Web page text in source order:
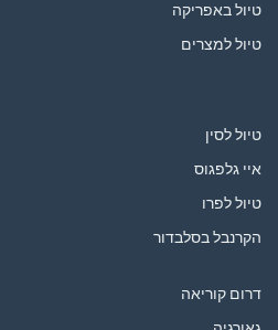
טיול באפריקה
טיול למצרים
טיול לסין
איי גלפגוס
טיול לפרו
הקרנבל בסלבדור
דרום קוריאה